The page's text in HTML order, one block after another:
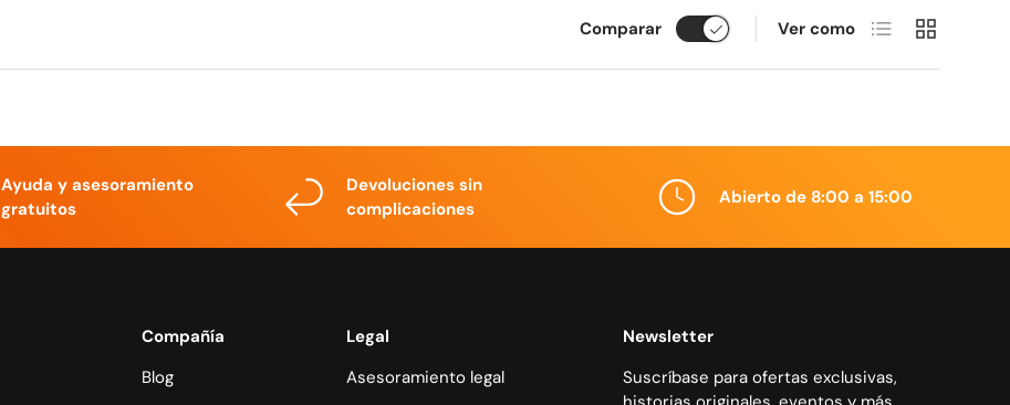
Comparar Ver como Lista Cuadrícula
Ayuda y asesoramiento
gratuitos
Devoluciones sin
complicaciones
Abierto de 8:00 a 15:00
Compañía
Blog
Legal
Asesoramiento legal
Newsletter
Suscríbase para ofertas exclusivas,